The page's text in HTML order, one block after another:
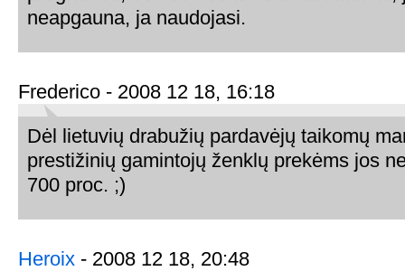
neapgauna, ja naudojasi.
Frederico - 2008 12 18, 16:18
Dėl lietuvių drabužių pardavėjų taikomų
prestižinių gamintojų ženklų prekėms jos
700 proc. ;)
Heroix - 2008 12 18, 20:48